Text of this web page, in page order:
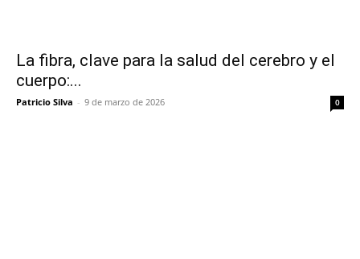
La fibra, clave para la salud del cerebro y el
cuerpo:...
Patricio Silva - 9 de marzo de 2026 0